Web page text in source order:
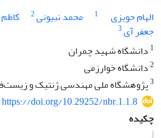
الهام حویزی
1 محمد نبیونی2
جعفر آی3
1 دانشگاه شهید چمران
2دانشگاه خوارزمی
3پژوهشگاه ملی مهندسی ژنتیک و
https://doi.org/10.29252/nbr.1.1.8
چکیده